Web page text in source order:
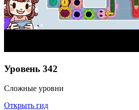
Уровень 342
Сложные уровни
Открыть гид